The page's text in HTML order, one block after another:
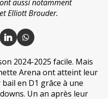
aussi notamment
Elliott Brouder.
2024-2025 facile. Mais
Arena ont atteint leur
en D1 grâce à une
Un an après leur